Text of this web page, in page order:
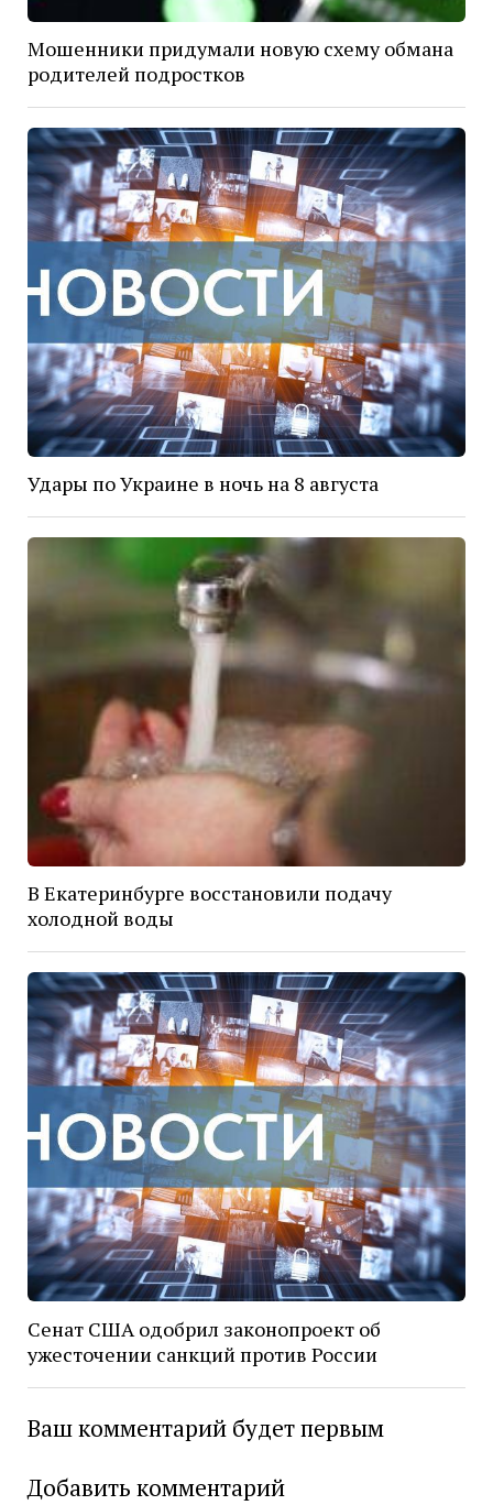
Мошенники придумали новую схему обмана
родителей подростков
Удары по Украине в ночь на 8 августа
В Екатеринбурге восстановили подачу
холодной воды
Сенат США одобрил законопроект об
ужесточении санкций против России
Ваш комментарий будет первым
Добавить комментарий